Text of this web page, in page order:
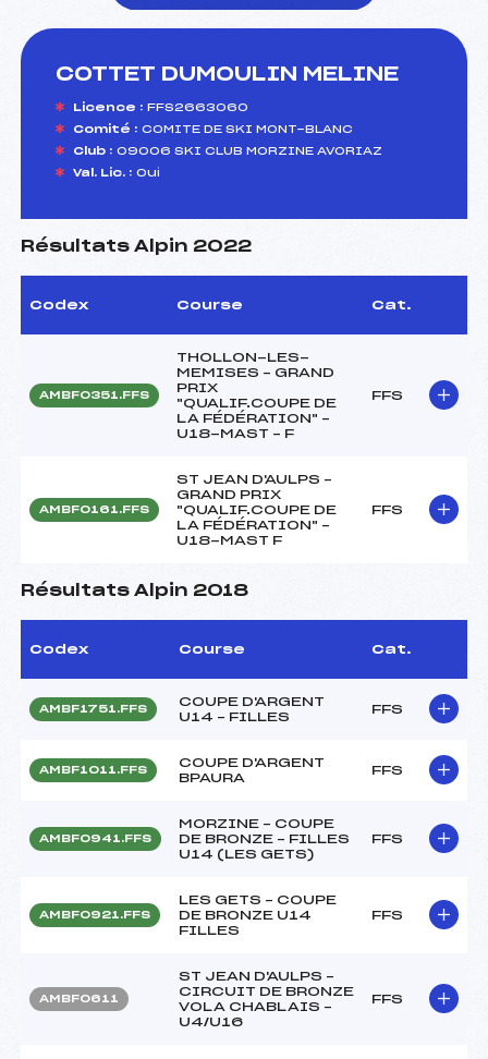
COTTET DUMOULIN MELINE
Licence : FFS2663060
Comité : COMITE DE SKI MONT-BLANC
Club : 09006 SKI CLUB MORZINE AVORIAZ
Val. Lic. : Oui
Résultats Alpin 2022
Codex Course Cat.
AMBF0351.FFS
THOLLON-LES-
MEMISES – GRAND
PRIX
"QUALIF.COUPE DE
LA FÉDÉRATION" –
U18-MAST – F
FFS
AMBF0161.FFS
ST JEAN D'AULPS –
GRAND PRIX
"QUALIF.COUPE DE
LA FÉDÉRATION" –
U18-MAST F
FFS
Résultats Alpin 2018
Codex Course Cat.
AMBF1751.FFS
COUPE D'ARGENT
U14 – FILLES
FFS
AMBF1011.FFS
COUPE D'ARGENT
BPAURA
FFS
AMBF0941.FFS
MORZINE – COUPE
DE BRONZE – FILLES
U14 (LES GETS)
FFS
AMBF0921.FFS
LES GETS – COUPE
DE BRONZE U14
FILLES
FFS
AMBF0611
ST JEAN D'AULPS –
CIRCUIT DE BRONZE
VOLA CHABLAIS –
U4/U16
FFS